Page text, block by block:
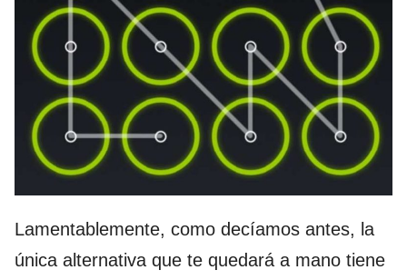
Lamentablemente, como decíamos antes, la
única alternativa que te quedará a mano tiene